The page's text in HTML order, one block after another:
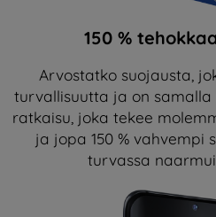
150 %
Arvostatko suojausta,
turvallisuutta ja on samalla
ratkaisu, joka tekee
ja jopa 150 % vahvempi
turvassa